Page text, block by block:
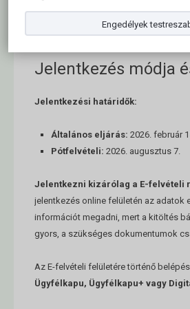
Engedélyek
A választható szakok kínálata a
Jelentkezés módja
Jelentkezési határidők:
Általános eljárás: 2026. február
Pótfelvételi: 2026. augusztus 7.
Jelentkezni kizárólag a E-felvételi
jelentkezés online felületén az adatok
információt megadni, mert a kitöltés
gyors, a szükséges dokumentumok
Az E-felvételi felületére történő
Ügyfélkapu, Ügyfélkapu+ vagy